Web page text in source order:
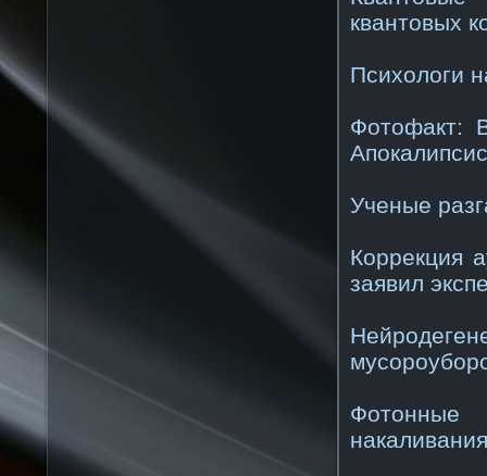
квантовых
Психологи
Фотофакт:
Ученые
Коррекция
заявил
Фотонные
накаливания